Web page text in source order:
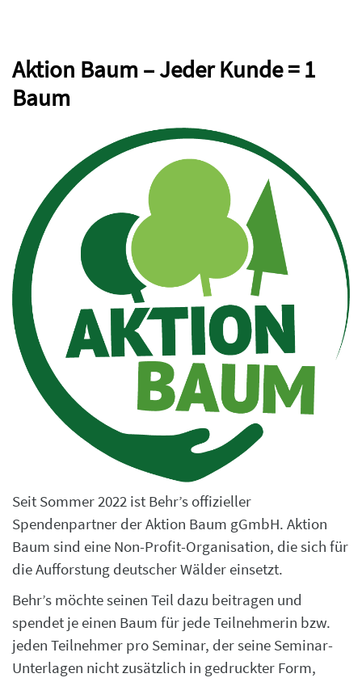
Aktion Baum – Jeder Kunde = 1
Baum
Seit Sommer 2022 ist Behr’s offizieller
Spendenpartner der Aktion Baum gGmbH. Aktion
Baum sind eine Non-Profit-Organisation, die sich für
die Aufforstung deutscher Wälder einsetzt.
Behr’s möchte seinen Teil dazu beitragen und
spendet je einen Baum für jede Teilnehmerin bzw.
jeden Teilnehmer pro Seminar, der seine Seminar-
Unterlagen nicht zusätzlich in gedruckter Form,